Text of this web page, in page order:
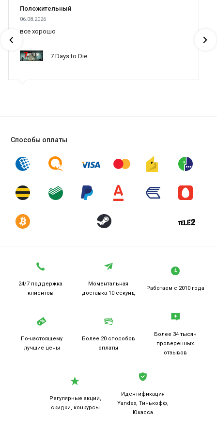
Положительный
06.08.2026
все хорошо
7 Days to Die
Способы оплаты
24/7 поддержка
клиентов
Моментальная
доставка 10 секунд
Работаем с 2010 года
По-настоящему
лучшие цены
Более 20 способов
оплаты
Более 34 тысяч
проверенных
отзывов
Регулярные акции,
скидки, конкурсы
Идентификация
Yandex, Тинькофф,
Юкасса